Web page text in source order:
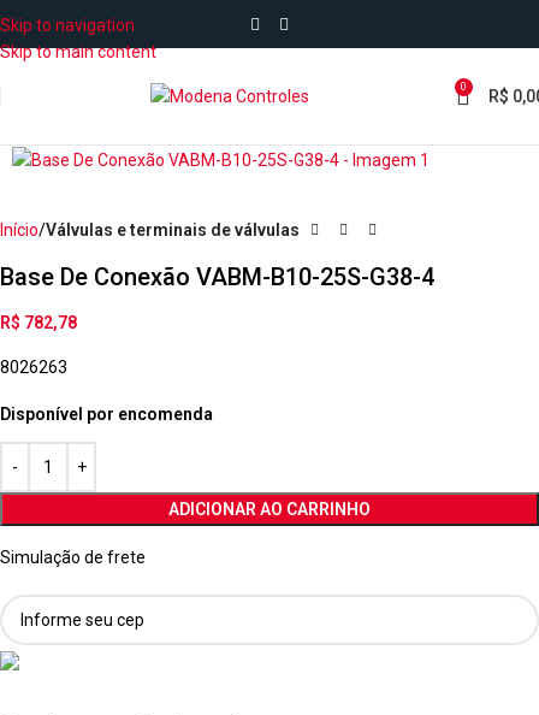
Skip to navigation
Skip to main content
0 R$
Início Válvulas e terminais de válvulas
Base De Conexão VABM-B10-25S-G38-4
R$ 782,78
8026263
Disponível por encomenda
ADICIONAR AO CARRINHO
Simulação de frete